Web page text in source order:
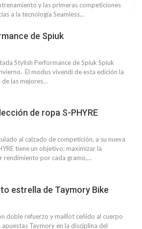
y las primeras competiciones
a la tecnología Seamless…
de Spiuk
Stylish Performance de Spiuk Spiuk
El modus vivendi de esta edición la
las mejores…
de ropa S-PHYRE
al calzado de competición, a su nueva
tiene un objetivo: maximizar la
rendimiento por cada gramo,…
estrella de Taymory Bike
doble refuerzo y maillot ceñido al cuerpo
Taymory en la disciplina del